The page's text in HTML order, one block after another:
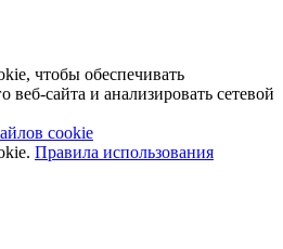
чтобы обеспечивать
сайта и анализировать сетевой
cookie
Правила использования